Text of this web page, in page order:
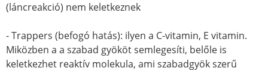
(láncreakció) nem keletkeznek
- Trappers (befogó hatás): ilyen a C-vitamin, E vitamin.
Miközben a a szabad gyököt semlegesíti, belőle is
keletkezhet reaktív molekula, ami szabadgyök szerű